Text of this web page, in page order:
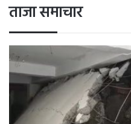
ताजा समाचार